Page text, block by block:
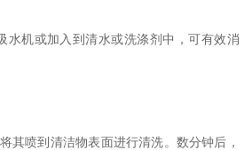
水机或加入到清水或洗涤剂中，可有效消
其喷到清洁物表面进行清洗。数分钟后，